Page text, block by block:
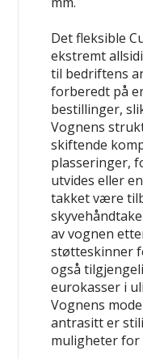
Det fleksible
ekstremt
til bedriftens
forberedt på
bestillinger,
Vognens
skiftende
plasseringer,
utvides eller
takket være
av vognen
støtteskinner
også
eurokasser i
Vognens
antrasitt er
muligheter